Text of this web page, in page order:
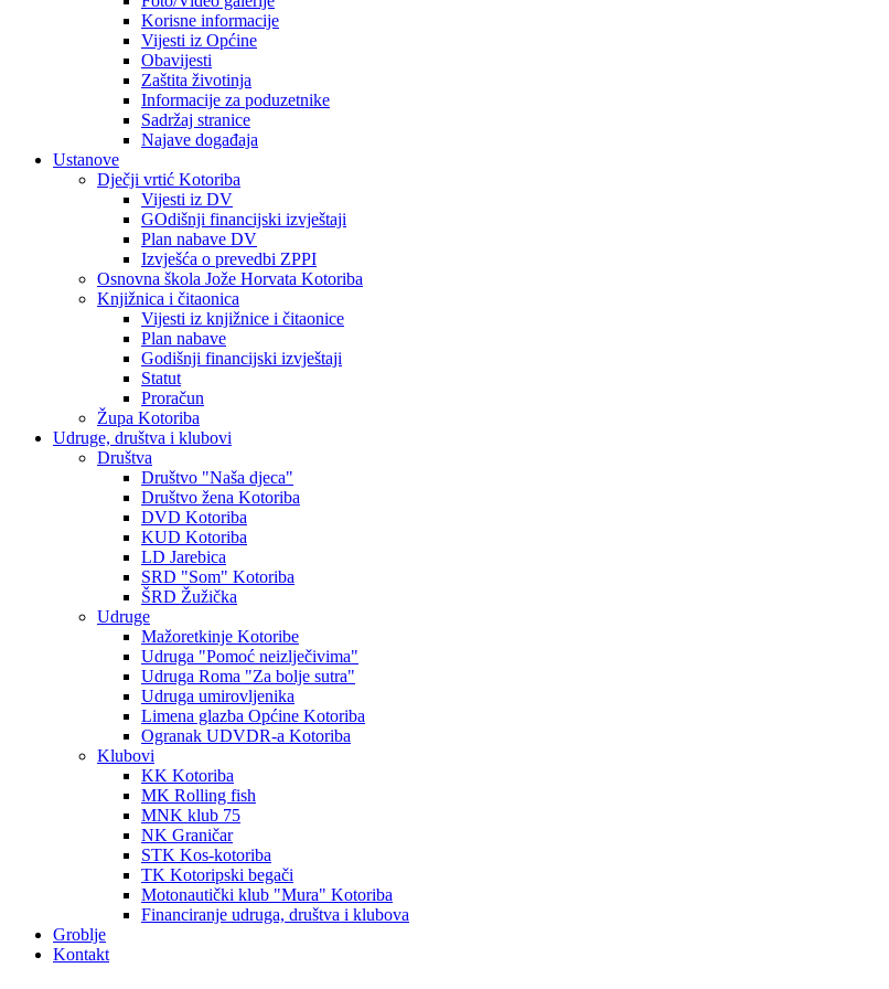
Korisne informacije
Vijesti iz Općine
Obavijesti
Zaštita životinja
Informacije za poduzetnike
Sadržaj stranice
Najave događaja
Ustanove
Dječji vrtić Kotoriba
Vijesti iz DV
GOdišnji financijski izvještaji
Plan nabave DV
Izvješća o prevedbi ZPPI
Osnovna škola Jože Horvata Kotoriba
Knjižnica i čitaonica
Vijesti iz knjižnice i čitaonice
Plan nabave
Godišnji financijski izvještaji
Statut
Proračun
Župa Kotoriba
Udruge, društva i klubovi
Društva
Društvo "Naša djeca"
Društvo žena Kotoriba
DVD Kotoriba
KUD Kotoriba
LD Jarebica
SRD "Som" Kotoriba
ŠRD Žužička
Udruge
Mažoretkinje Kotoribe
Udruga "Pomoć neizlječivima"
Udruga Roma "Za bolje sutra"
Udruga umirovljenika
Limena glazba Općine Kotoriba
Ogranak UDVDR-a Kotoriba
Klubovi
KK Kotoriba
MK Rolling fish
MNK klub 75
NK Graničar
STK Kos-kotoriba
TK Kotoripski begači
Motonautički klub "Mura" Kotoriba
Financiranje udruga, društva i klubova
Groblje
Kontakt